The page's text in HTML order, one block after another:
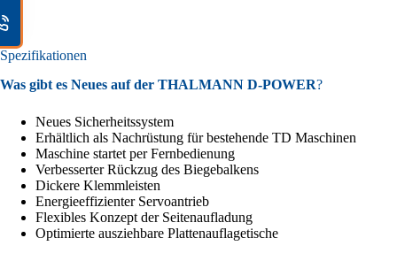
Spezifikationen
Was gibt es Neues auf der THALMANN D-POWER?
Neues Sicherheitssystem
Erhältlich als Nachrüstung für bestehende TD Maschinen
Maschine startet per Fernbedienung
Verbesserter Rückzug des Biegebalkens
Dickere Klemmleisten
Energieeffizienter Servoantrieb
Flexibles Konzept der Seitenaufladung
Optimierte ausziehbare Plattenauflagetische